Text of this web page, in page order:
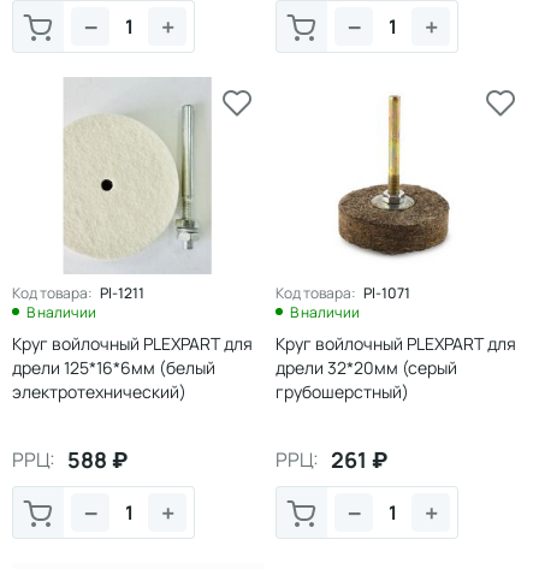
+
− +
−
Код товара: Pl-1211
В наличии
Круг войлочный PLEXPART для
дрели 125*16*6мм (белый
электротехнический)
РРЦ: 588 ₽
+
−
Код товара: Pl-1071
В наличии
Круг войлочный PLEXPART для
дрели 32*20мм (серый
грубошерстный)
РРЦ: 261 ₽
+
−